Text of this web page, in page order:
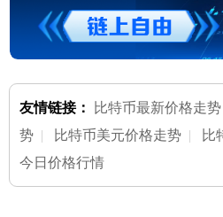
友情链接： 比特币最新价格走势
势 | 比特币美元价格走势 | 比
今日价格行情